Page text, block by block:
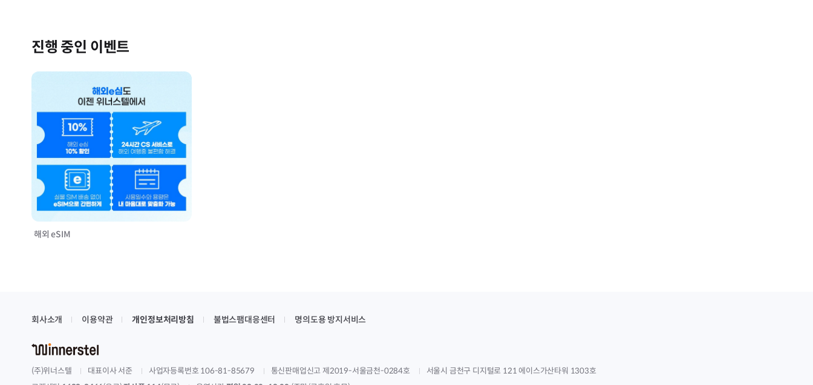
진행 중인 이벤트
해외 eSIM
회사소개 이용약관 개인정보처리방침 불법스팸대응센터 명의도용 방지서비스
(주)위너스텔 대표이사 서준 사업자등록번호 106-81-85679 통신판매업신고 제2019-서울금천-0284호
서울시 금천구 디지털로 121 에이스가산타워 1303호